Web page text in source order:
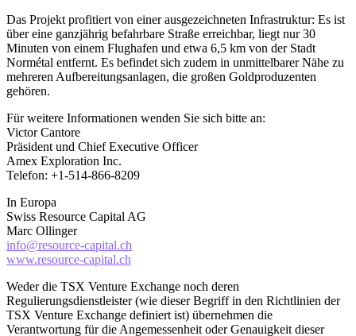
Das Projekt profitiert von einer ausgezeichneten Infrastruktur: Es ist
über eine ganzjährig befahrbare Straße erreichbar, liegt nur 30
Minuten von einem Flughafen und etwa 6,5 km von der Stadt
Normétal entfernt. Es befindet sich zudem in unmittelbarer Nähe zu
mehreren Aufbereitungsanlagen, die großen Goldproduzenten
gehören.
Für weitere Informationen wenden Sie sich bitte an:
Victor Cantore
Präsident und Chief Executive Officer
Amex Exploration Inc.
Telefon: +1-514-866-8209
In Europa
Swiss Resource Capital AG
Marc Ollinger
info@resource-capital.ch
www.resource-capital.ch
Weder die TSX Venture Exchange noch deren
Regulierungsdienstleister (wie dieser Begriff in den Richtlinien der
TSX Venture Exchange definiert ist) übernehmen die
Verantwortung für die Angemessenheit oder Genauigkeit dieser